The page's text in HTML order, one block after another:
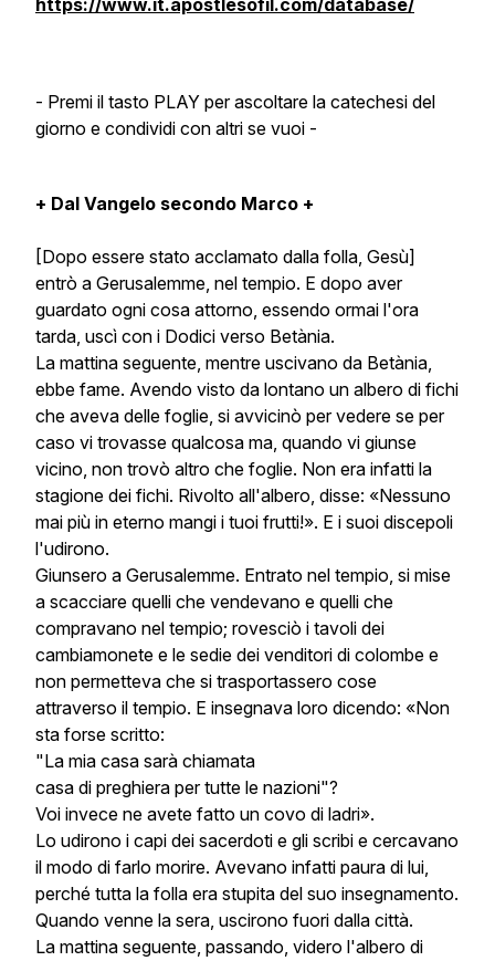
https://www.it.apostlesofil.com/database/
- Premi il tasto PLAY per ascoltare la catechesi del
giorno e condividi con altri se vuoi -
+ Dal Vangelo secondo Marco +
[Dopo essere stato acclamato dalla folla, Gesù]
entrò a Gerusalemme, nel tempio. E dopo aver
guardato ogni cosa attorno, essendo ormai l'ora
tarda, uscì con i Dodici verso Betània.
La mattina seguente, mentre uscivano da Betània,
ebbe fame. Avendo visto da lontano un albero di fichi
che aveva delle foglie, si avvicinò per vedere se per
caso vi trovasse qualcosa ma, quando vi giunse
vicino, non trovò altro che foglie. Non era infatti la
stagione dei fichi. Rivolto all'albero, disse: «Nessuno
mai più in eterno mangi i tuoi frutti!». E i suoi discepoli
l'udirono.
Giunsero a Gerusalemme. Entrato nel tempio, si mise
a scacciare quelli che vendevano e quelli che
compravano nel tempio; rovesciò i tavoli dei
cambiamonete e le sedie dei venditori di colombe e
non permetteva che si trasportassero cose
attraverso il tempio. E insegnava loro dicendo: «Non
sta forse scritto:
"La mia casa sarà chiamata
casa di preghiera per tutte le nazioni"?
Voi invece ne avete fatto un covo di ladri».
Lo udirono i capi dei sacerdoti e gli scribi e cercavano
il modo di farlo morire. Avevano infatti paura di lui,
perché tutta la folla era stupita del suo insegnamento.
Quando venne la sera, uscirono fuori dalla città.
La mattina seguente, passando, videro l'albero di